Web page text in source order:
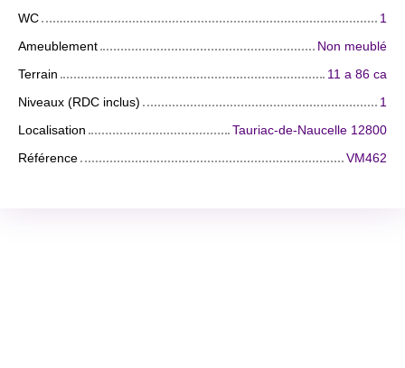
WC
1
Ameublement
Non meublé
Terrain
11 a 86 ca
Niveaux (RDC inclus)
1
Localisation
Tauriac-de-Naucelle 12800
Référence
VM462